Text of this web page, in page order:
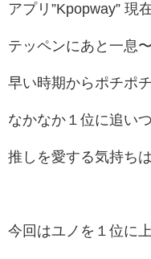
アプリ”Kpopway” 現
テッペンにあと一息〜
早い時期からポチポ
なかなか１位に追い
推しを愛する気持ち
今回はユノを１位に